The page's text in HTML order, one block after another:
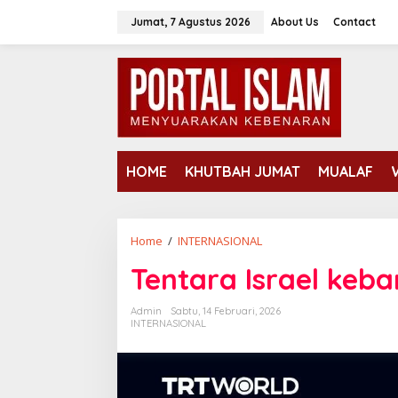
konten
Jumat, 7 Agustus 2026 About Us Contact
HOME KHUTBAH JUMAT MUALAF
Home / INTERNASIONAL
kebanyakan
warga
AS
Tentara Israel
Admin
Sabtu, 14 Februari, 2026
INTERNASIONAL